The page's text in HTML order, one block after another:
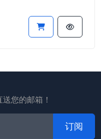
您的邮箱！
订阅